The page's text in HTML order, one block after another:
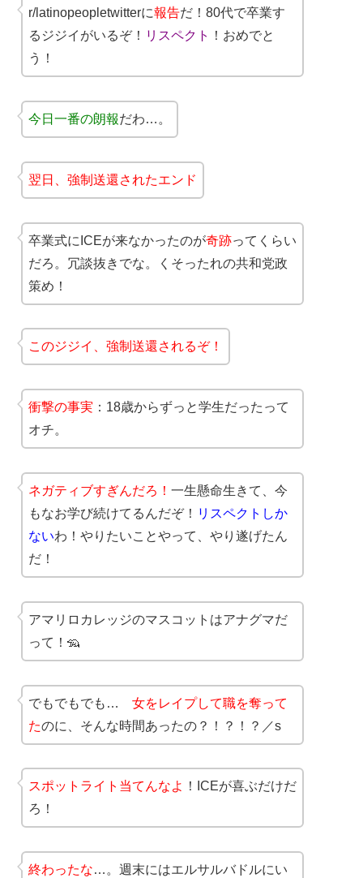
r/latinopeopletwitterに報告だ！80代で卒業す
るジジイがいるぞ！ リスペクト
！おめでと
う！
今日一番の朗報だわ…。
翌日、強制送還されたエンド
卒業式にICEが来なかったのが奇跡ってくらい
だろ。冗談抜きでな。くそったれの共和党政
策め！
このジジイ、強制送還されるぞ！
衝撃の事実 ：18歳からずっと学生だったって
オチ。
ネガティブすぎんだろ！ 一生懸命生きて、今
もなお学び続けてるんだぞ！ リスペクトしか
ないわ！やりたいことやって、やり遂げたん
だ！
アマリロカレッジのマスコットはアナグマだ
って！🦡
でもでもでも… 女をレイプして職を奪って
たのに、そんな時間あったの？！？！？／s
スポットライト当てんなよ ！ICEが喜ぶだけだ
ろ！
終わったな…。週末にはエルサルバドルにい